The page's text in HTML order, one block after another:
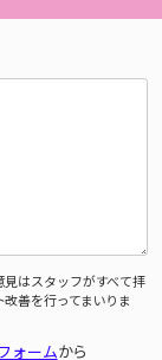
はスタッフがすべて拝
善を行ってまいりま
ォームから